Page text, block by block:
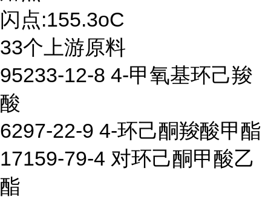
闪点:155.3oC
33个上游原料
95233-12-8 4-甲氧基环己羧
酸
6297-22-9 4-环己酮羧酸甲酯
17159-79-4 对环己酮甲酸乙
酯